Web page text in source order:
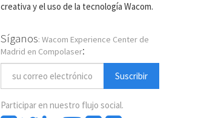
creativa y el uso de la tecnología Wacom.
Síganos: Wacom Experience Center de
Madrid en Compolaser:
Suscribir
Participar en nuestro flujo social.